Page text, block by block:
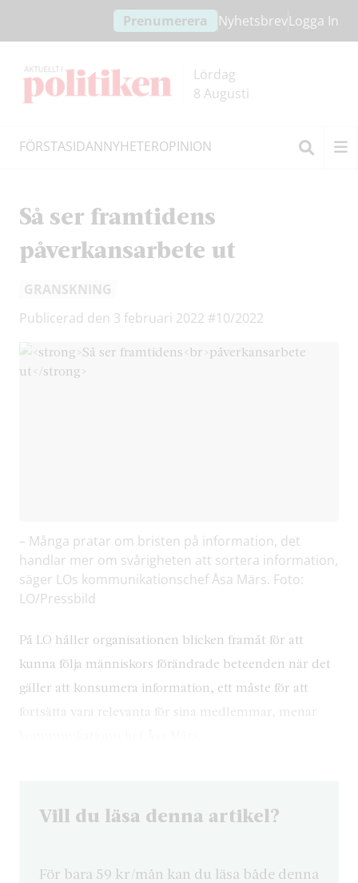
innehållet
headern
Prenumerera NyhetsbrevLogga In
Lördag
8 Augusti
FÖRSTASIDANNYHETEROPINION
Så ser framtidens
påverkansarbete ut
GRANSKNING
Publicerad den 3 februari 2022 #10/2022
– Många pratar om bristen på information, det
handlar mer om svårigheten att sortera information,
säger LOs kommunikationschef Åsa Märs. Foto:
LO/Pressbild
På LO håller organisationen blicken framåt för att
kunna följa människors förändrade beteenden när det
gäller att konsumera information, ett måste för att
fortsätta vara relevanta för sina medlemmar, menar
Vill du läsa denna artikel?
För bara 59 kr/mån kan du läsa både denna